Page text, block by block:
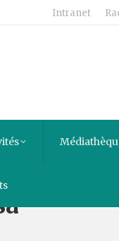
Intranet